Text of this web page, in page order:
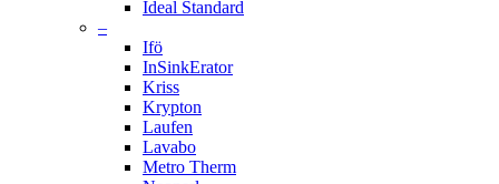
Ideal Standard
–
Ifö
InSinkErator
Kriss
Krypton
Laufen
Lavabo
Metro Therm